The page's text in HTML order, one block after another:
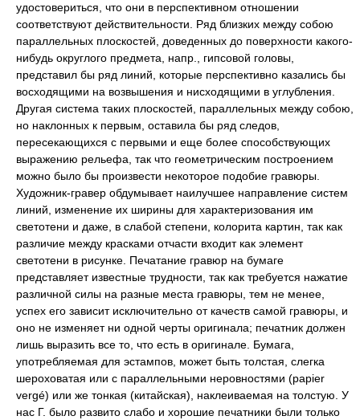
удостовериться, что они в перспективном отношении
соответствуют действительности. Ряд близких между собою
параллельных плоскостей, доведенных до поверхности какого-
нибудь округлого предмета, напр., гипсовой головы,
представил бы ряд линий, которые перспективно казались бы
восходящими на возвышения и нисходящими в углубления.
Другая система таких плоскостей, параллельных между собою,
но наклонных к первым, оставила бы ряд следов,
пересекающихся с первыми и еще более способствующих
выражению рельефа, так что геометрическим построением
можно было бы произвести некоторое подобие гравюры.
Художник-гравер обдумывает наилучшее направление систем
линий, изменение их ширины для характеризования им
светотени и даже, в слабой степени, колорита картин, так как
различие между красками отчасти входит как элемент
светотени в рисунке. Печатание гравюр на бумаге
представляет известные трудности, так как требуется нажатие
различной силы на разные места гравюры, тем не менее,
успех его зависит исключительно от качеств самой гравюры, и
оно не изменяет ни одной черты оригинала; печатник должен
лишь выразить все то, что есть в оригинале. Бумага,
употребляемая для эстампов, может быть толстая, слегка
шероховатая или с параллельными неровностями (papier
vergé) или же тонкая (китайская), наклеиваемая на толстую. У
нас Г. было развито слабо и хорошие печатники были только